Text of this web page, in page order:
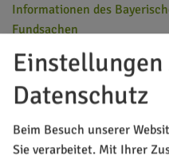
Informationen des
Fundsachen
MARKT TITTING
Rathausplatz 1
85135 Titting
Einstellungen
Datenschutz
Beim Besuch unserer
Sie verarbeitet. Mit Ihrer